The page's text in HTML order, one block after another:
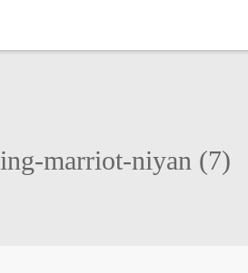
marriot-niyan (7)